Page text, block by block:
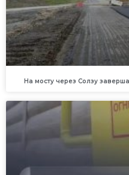
На мосту через Солзу